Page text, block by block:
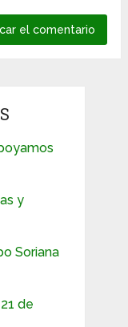
y
Soriana
de